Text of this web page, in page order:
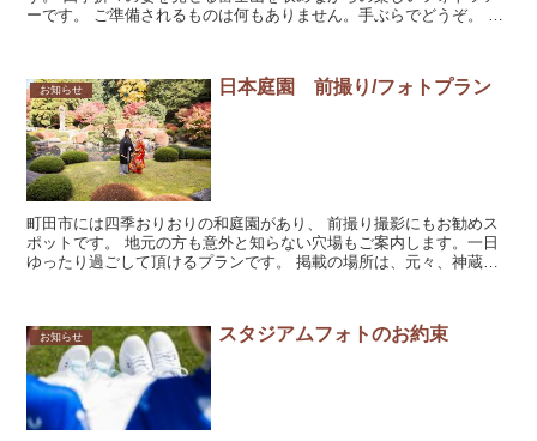
ーです。 ご準備されるものは何もありません。手ぶらでどうぞ。 都
お知らせ 日本庭園 前撮り/フォトプラン
町田市には四季おりおりの和庭園があり、 前撮り撮影にもお勧めス
ポットです。 地元の方も意外と知らない穴場もご案内します。一日
ゆったり過ごして頂けるプランです。 掲載の場所は、元々、神蔵宗
お知らせ スタジアムフォトのお約束